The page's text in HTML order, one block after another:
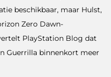
beschikbaar, maar Hulst,
Zero Dawn-
PlayStation Blog dat
Guerrilla binnenkort meer